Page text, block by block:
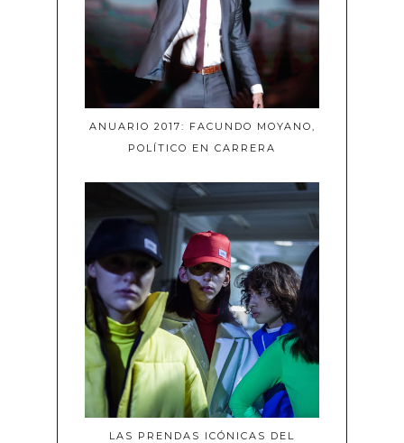
ANUARIO 2017: FACUNDO MOYANO,
POLÍTICO EN CARRERA
LAS PRENDAS ICÓNICAS DEL